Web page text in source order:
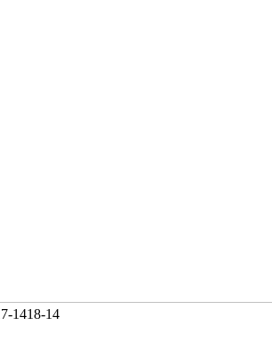
1418-14